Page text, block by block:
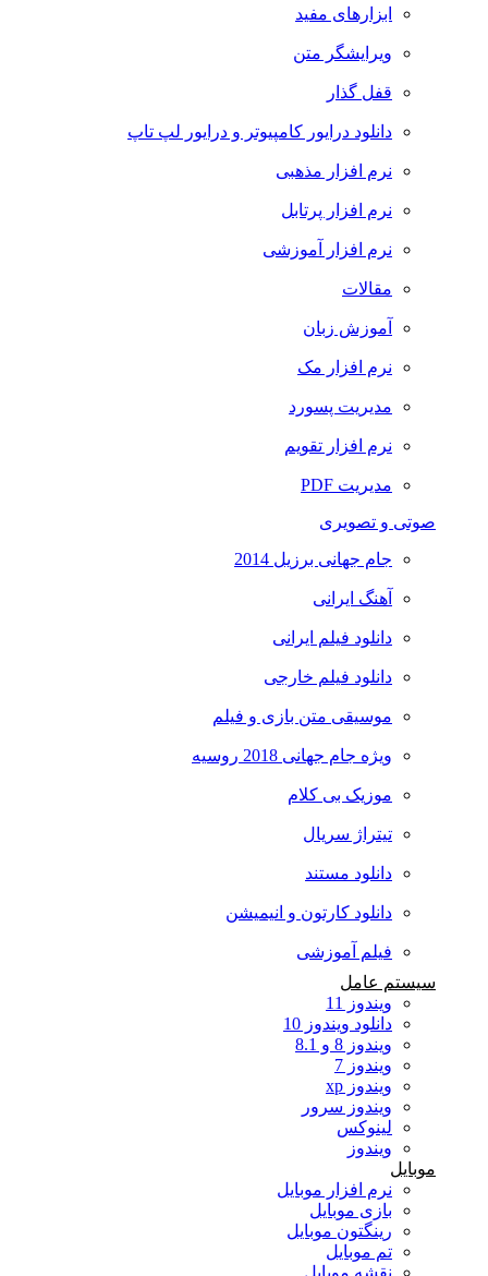
ابزارهای مفید
ویرایشگر متن
قفل گذار
دانلود درایور کامپیوتر و درایور لپ تاپ
نرم افزار مذهبی
نرم افزار پرتابل
نرم افزار آموزشی
مقالات
آموزش زبان
نرم افزار مک
مدیریت پسورد
نرم افزار تقویم
مدیریت PDF
صوتی و تصویری
جام جهانی برزیل 2014
آهنگ ایرانی
دانلود فیلم ایرانی
دانلود فیلم خارجی
موسیقی متن بازی و فیلم
ویژه جام جهانی 2018 روسیه
موزیک بی کلام
تیتراژ سریال
دانلود مستند
دانلود کارتون و انیمیشن
فیلم آموزشی
سیستم عامل
ویندوز 11
دانلود ویندوز 10
ویندوز 8 و 8.1
ویندوز 7
ویندوز xp
ویندوز سرور
لینوکس
ویندوز
موبایل
نرم افزار موبایل
بازی موبایل
رینگتون موبایل
تم موبایل
نقشه موبایل